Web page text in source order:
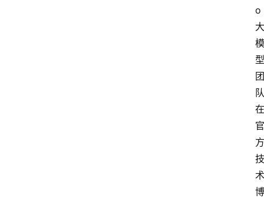
o
大
模
型
团
队
在
官
方
技
术
博